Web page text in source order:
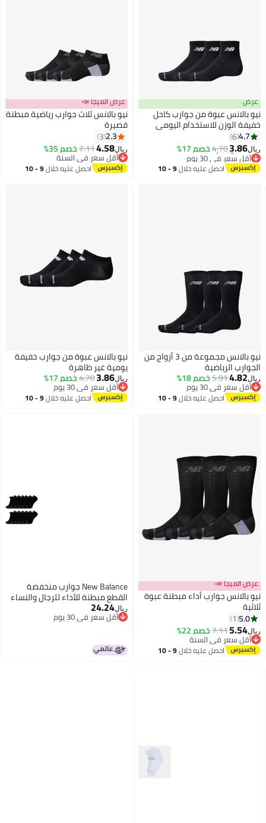
عرض
نيو بالانس عبوة من جوارب كاحل
خفيفة الوزن للاستخدام اليومي
4.7
6
ريال3.86
4.70خصم 17%
أقل سعر في 30 يوم
بتخلّص بسرعة
أقل سعر في 30 يوم
احصل عليه خلال 9 - 10
اغسطس
عرض الميجا 📣
نيو بالانس ثلاث جوارب رياضية مبطنة
قصيرة
2.3
3
ريال4.58
7.11خصم 35%
أقل سعر في السنة
أقل سعر في السنة
احصل عليه خلال 9 - 10
اغسطس
نيو بالانس مجموعة من 3 أزواج من
الجوارب الرياضية
ريال4.82
5.91خصم 18%
أقل سعر في 30 يوم
أقل سعر في 30 يوماحصل عليه خلال 9 - 10
نيو بالانس عبوة من جوارب خفيفة
يومية غير ظاهرة
ريال3.86
4.70خصم 17%
أقل سعر في 30 يوم
أقل سعر في 30 يوماحصل عليه خلال 9 - 10
2
عرض الميجا 📣
نيو بالانس جوارب أداء مبطنة عبوة
ثلاثية
5.0
1
ريال5.54
7.11خصم 22%
أقل سعر في السنة
أقل سعر في السنة
احصل عليه خلال 9 - 10
New Balance جوارب منخفضة
القطع مبطنة للأداء للرجال والنساء
سوداء متوسطة الحجم
ريال24.24
أقل سعر في 30 يوم
أقل سعر في 30 يوم